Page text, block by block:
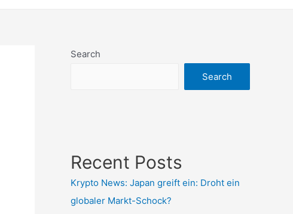
Search
Search
Recent Posts
Krypto News: Japan greift ein: Droht ein
globaler Markt-Schock?